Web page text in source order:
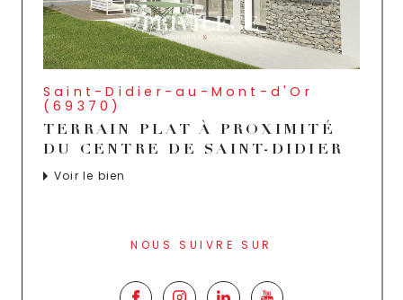
Saint-Didier-au-Mont-d'Or
(69370)
TERRAIN PLAT À PROXIMITÉ
DU CENTRE DE SAINT-DIDIER
Voir le bien
NOUS SUIVRE SUR